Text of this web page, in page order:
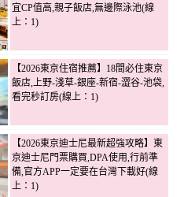
宜CP值高,親子飯店,無邊際泳池(線
上：1)
【2026東京住宿推薦】18間必住東京
飯店,上野-淺草-銀座-新宿-澀谷-池袋,
看完秒訂房(線上：1)
【2026東京迪士尼最新超強攻略】東
京迪士尼門票購買,DPA使用,行前準
備,官方APP一定要在台灣下載好(線
上：1)